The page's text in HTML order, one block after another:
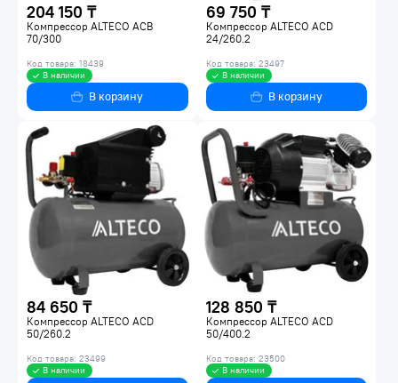
204 150 ₸
Компрессор ALTECO ACB
70/300
Код товара: 18439
В наличии
В корзину
69 750 ₸
Компрессор ALTECO ACD
24/260.2
Код товара: 23497
В наличии
В корзину
84 650 ₸
Компрессор ALTECO ACD
50/260.2
Код товара: 23499
В наличии
128 850 ₸
Компрессор ALTECO ACD
50/400.2
Код товара: 23500
В наличии